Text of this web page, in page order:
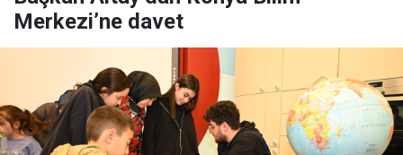
Merkezi’ne davet